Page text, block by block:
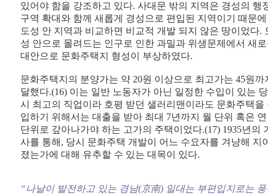
있어야 함을 강조하고 있다. 사대문 밖의 지역은 경성의 행
구역 확대와 함께 새롭게 경성으로 편입된 지역이기 때문에
도성 안 지역과 비교하면 비교적 개발 되지 않은 땅이었다.
성 안으로 몰려드는 인구로 인한 과밀과 위생문제에서 새
대안으로 문화주택지 형성이 부상하였다.
문화주택지의 분양가는 약 20원 이상으로 최고가는 45원까
달했다.(16) 이는 일반 노동자가 아닌 일정한 수입이 있는 당
시 최고의 직업이라 호평 받던 샐러리맨이라도 문화주택을
입하기 위해서는 대출을 받아 최대 7년까지 월 단위 혹은 연
단위로 갚아나가야 하는 고가의 주택이었다.(17) 1935년의
사를 통해, 당시 문화주택 개발이 어느 수요자를 겨냥해 지
졌는가에 대해 유추할 수 있는 대목이 있다.
“나날이 발전하고 있는 경남(京南) 일대는 부편입지로는 풍